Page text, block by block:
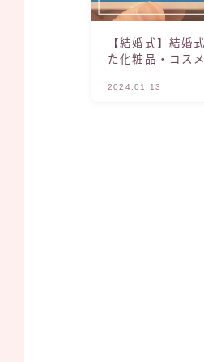
【結婚式】結婚
た化粧品・コス
2024.01.13